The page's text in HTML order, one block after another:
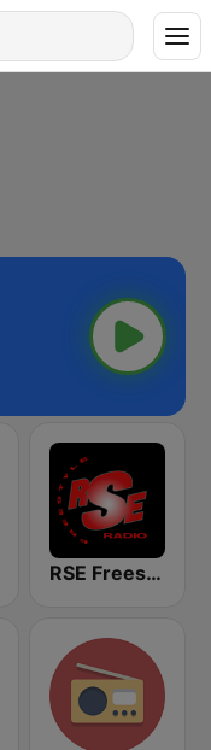
RSE Freestyle Radio